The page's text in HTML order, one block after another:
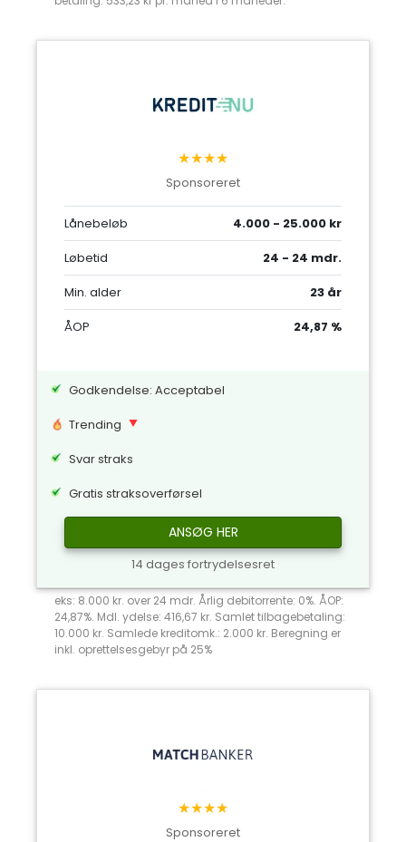
★★★★
Sponsoreret
Lånebeløb
4.000 - 25.000 kr
Løbetid
24 - 24 mdr.
Min. alder
23 år
ÅOP
24,87 %
Godkendelse: Acceptabel
Trending
Svar straks
Gratis straksoverførsel
ANSØG HER
14 dages fortrydelsesret
eks: 8.000 kr. over 24 mdr. Årlig debitorrente: 0%. ÅOP:
24,87%. Mdl. ydelse: 416,67 kr. Samlet tilbagebetaling:
10.000 kr. Samlede kreditomk.: 2.000 kr. Beregning er
inkl. oprettelsesgebyr på 25%
★★★★
Sponsoreret